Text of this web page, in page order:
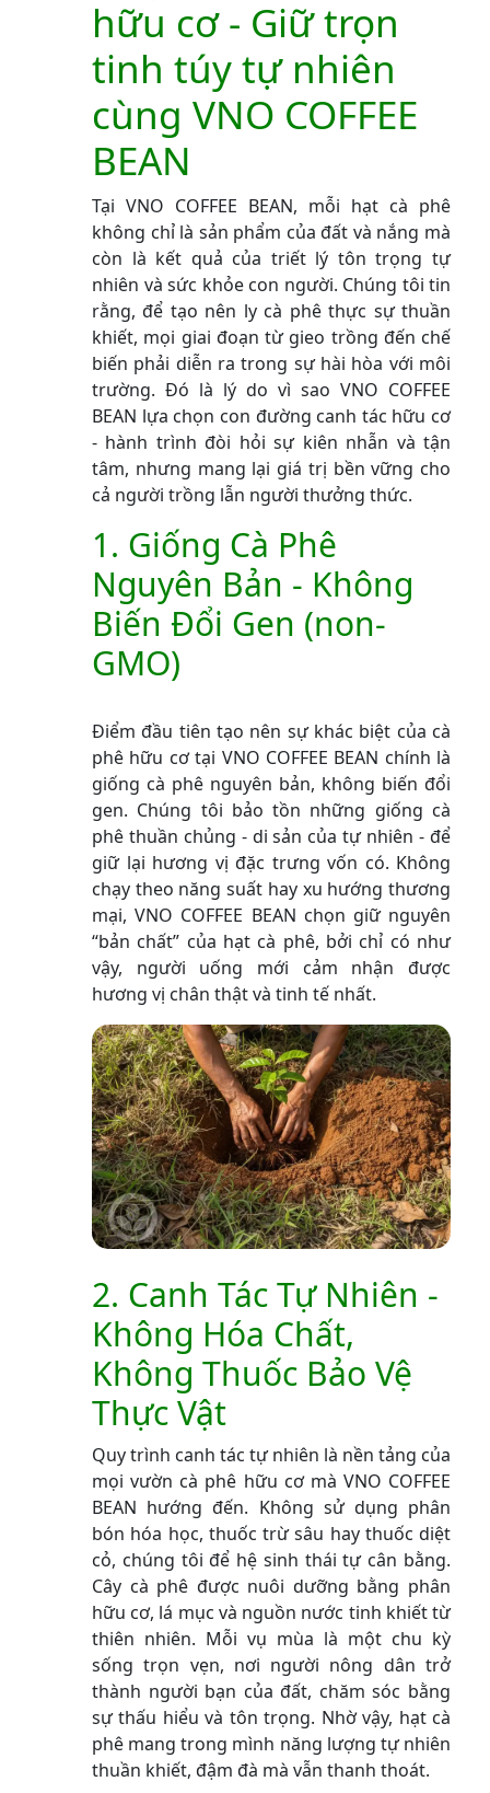
hữu cơ - Giữ trọn
tinh túy tự nhiên
cùng VNO COFFEE
BEAN
Tại VNO COFFEE BEAN, mỗi hạt cà phê
không chỉ là sản phẩm của đất và nắng mà
còn là kết quả của triết lý tôn trọng tự
nhiên và sức khỏe con người. Chúng tôi tin
rằng, để tạo nên ly cà phê thực sự thuần
khiết, mọi giai đoạn từ gieo trồng đến chế
biến phải diễn ra trong sự hài hòa với môi
trường. Đó là lý do vì sao VNO COFFEE
BEAN lựa chọn con đường canh tác hữu cơ
- hành trình đòi hỏi sự kiên nhẫn và tận
tâm, nhưng mang lại giá trị bền vững cho
cả người trồng lẫn người thưởng thức.
1. Giống Cà Phê
Nguyên Bản - Không
Biến Đổi Gen (non-
GMO)
Điểm đầu tiên tạo nên sự khác biệt của cà
phê hữu cơ tại VNO COFFEE BEAN chính là
giống cà phê nguyên bản, không biến đổi
gen. Chúng tôi bảo tồn những giống cà
phê thuần chủng - di sản của tự nhiên - để
giữ lại hương vị đặc trưng vốn có. Không
chạy theo năng suất hay xu hướng thương
mại, VNO COFFEE BEAN chọn giữ nguyên
“bản chất” của hạt cà phê, bởi chỉ có như
vậy, người uống mới cảm nhận được
hương vị chân thật và tinh tế nhất.
2. Canh Tác Tự Nhiên -
Không Hóa Chất,
Không Thuốc Bảo Vệ
Thực Vật
Quy trình canh tác tự nhiên là nền tảng của
mọi vườn cà phê hữu cơ mà VNO COFFEE
BEAN hướng đến. Không sử dụng phân
bón hóa học, thuốc trừ sâu hay thuốc diệt
cỏ, chúng tôi để hệ sinh thái tự cân bằng.
Cây cà phê được nuôi dưỡng bằng phân
hữu cơ, lá mục và nguồn nước tinh khiết từ
thiên nhiên. Mỗi vụ mùa là một chu kỳ
sống trọn vẹn, nơi người nông dân trở
thành người bạn của đất, chăm sóc bằng
sự thấu hiểu và tôn trọng. Nhờ vậy, hạt cà
phê mang trong mình năng lượng tự nhiên
thuần khiết, đậm đà mà vẫn thanh thoát.